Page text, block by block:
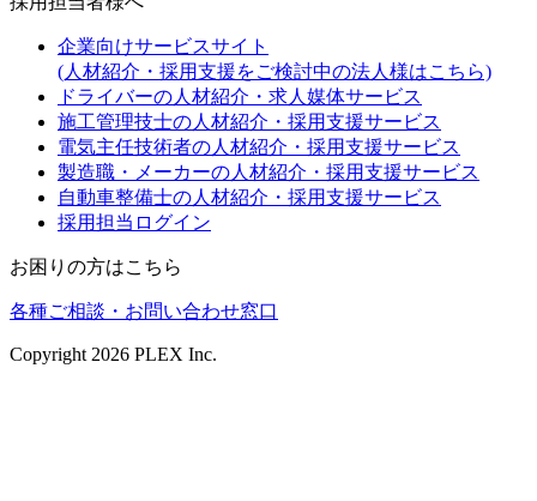
企業向けサービスサイト
(人材紹介・採用支援をご検討中の法人様はこちら)
ドライバーの人材紹介・求人媒体サービス
施工管理技士の人材紹介・採用支援サービス
電気主任技術者の人材紹介・採用支援サービス
製造職・メーカーの人材紹介・採用支援サービス
自動車整備士の人材紹介・採用支援サービス
採用担当ログイン
お困りの方はこちら
各種ご相談・お問い合わせ窓口
Copyright 2026 PLEX Inc.